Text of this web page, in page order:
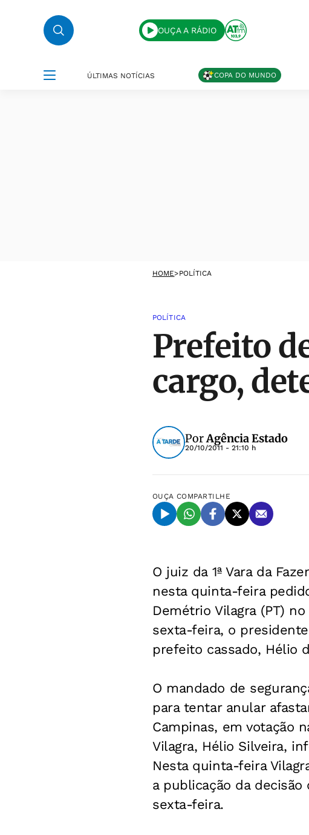
OUÇA A RÁDIO
ÚLTIMAS NOTÍCIAS COPA DO MUNDO
HOME>POLÍTICA
POLÍTICA
Prefeito
cargo,
PorAgência Estado
20/10/2011 - 21:10 h
OUÇA COMPARTILHE
O juiz da 1ª Vara da
nesta quinta-feira
Demétrio Vilagra (PT)
sexta-feira, o
prefeito cassado, Hélio
O mandado de
para tentar anular
Campinas, em votação
Vilagra, Hélio Silveira,
Nesta quinta-feira
a publicação da
sexta-feira.